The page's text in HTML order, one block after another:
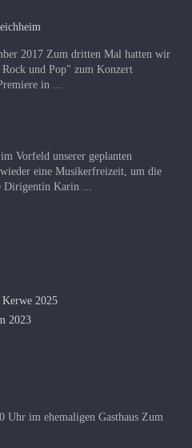
2017 Zum dritten Mal hatten wir
und Pop" zum Konzert
in ...
Vorfeld unserer geplanten
eine Musikerfreizeit, um die
Dirigentin Karin ...
2025
2023
Uhr im ehemaligen Gasthaus Zum